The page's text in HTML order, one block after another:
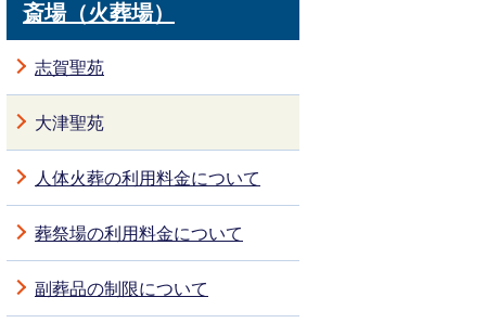
斎場（火葬場）
志賀聖苑
大津聖苑
人体火葬の利用料金について
葬祭場の利用料金について
副葬品の制限について